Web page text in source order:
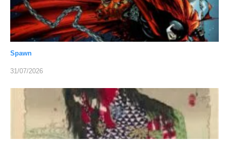
Spawn
31/07/2026